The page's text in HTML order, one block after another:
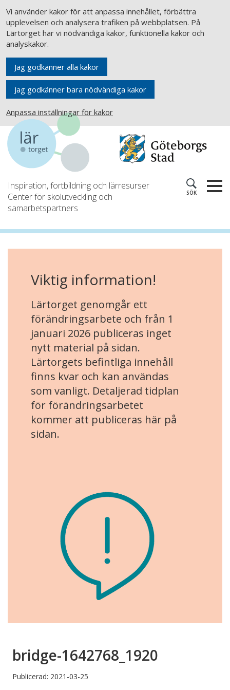
Vi använder kakor för att anpassa innehållet, förbättra
upplevelsen och analysera trafiken på webbplatsen. På
Lärtorget har vi nödvändiga kakor, funktionella kakor och
analyskakor.
Jag godkänner alla kakor
Jag godkänner bara nödvändiga kakor
Anpassa inställningar för kakor
Inspiration, fortbildning och lärresurser
Center för skolutveckling och
samarbetspartners
SÖK
Viktig information!
Lärtorget genomgår ett
förändringsarbete och från 1
januari 2026 publiceras inget
nytt material på sidan.
Lärtorgets befintliga innehåll
finns kvar och kan användas
som vanligt. Detaljerad tidplan
för förändringsarbetet
kommer att publiceras här på
sidan.
bridge-1642768_1920
Publicerad: 2021-03-25